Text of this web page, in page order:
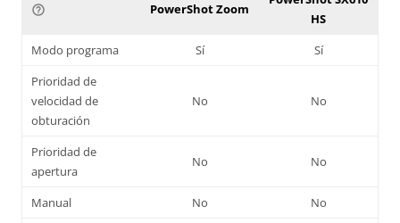
help_outline PowerShot Zoom
HS
Modo programa
Sí
Sí
Prioridad de
velocidad de
obturación
No No
Prioridad de
apertura
No No
Manual No
No